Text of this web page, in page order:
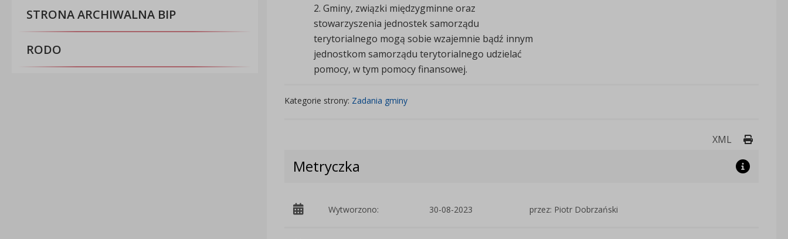
STRONA ARCHIWALNA BIP
RODO
2. Gminy, związki międzygminne oraz
stowarzyszenia jednostek samorządu
terytorialnego mogą sobie wzajemnie bądź innym
jednostkom samorządu terytorialnego udzielać
pomocy, w tym pomocy finansowej.
Kategorie strony: Zadania gminy
XML Drukuj
Metryczka
Wytworzono: 30-08-2023 przez: Piotr Dobrzański